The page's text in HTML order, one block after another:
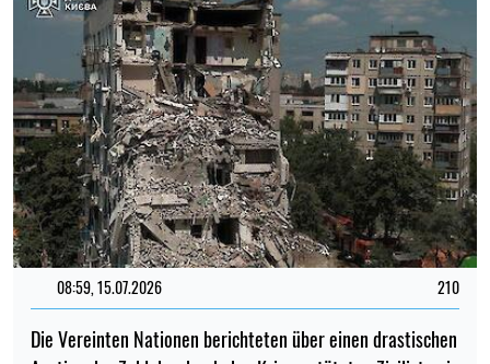
08:59, 15.07.2026 210
Die Vereinten Nationen berichteten über einen drastischen